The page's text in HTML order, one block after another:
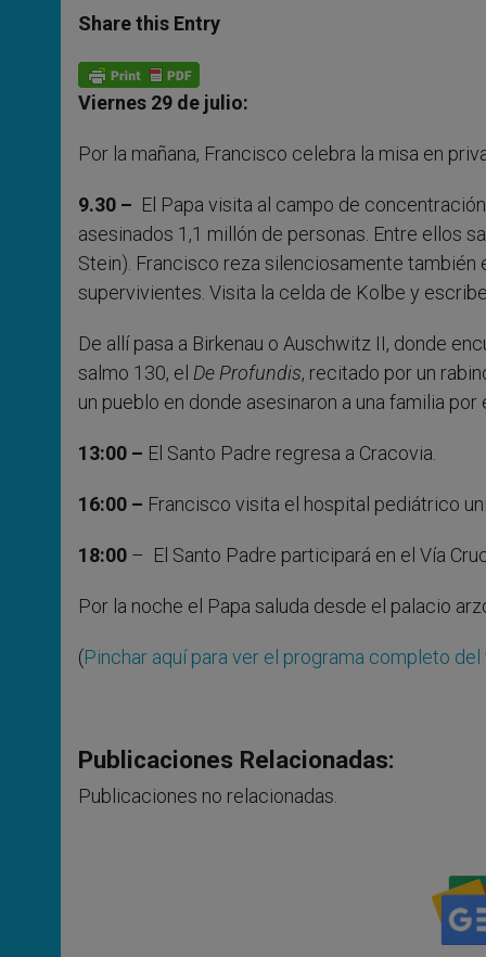
t
s
p
p
s
e
g
e
r
e
b
o
k
Share this Entry
Viernes 29 de julio:
Por la mañana, Francisco celebra la misa en
9.30 – El Papa visita al campo de
asesinados 1,1 millón de personas. Entre ellos
Stein). Francisco reza silenciosamente también
supervivientes. Visita la celda de Kolbe y
De allí pasa a Birkenau o Auschwitz II, donde
salmo 130, el De Profundis, recitado por un
un pueblo en donde asesinaron a una familia por
13:00 – El Santo Padre regresa a Cracovia.
16:00 – Francisco visita el hospital pediátrico
18:00 – El Santo Padre participará en el Vía
Por la noche el Papa saluda desde el palacio
(Pinchar aquí para ver el programa completo del
Publicaciones Relacionadas:
Publicaciones no relacionadas.